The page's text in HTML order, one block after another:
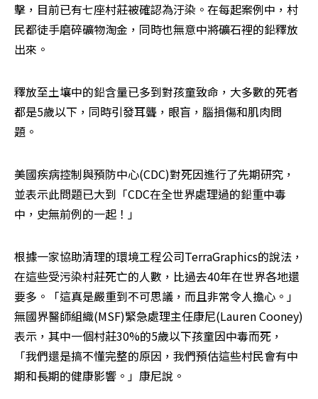
擊，目前已有七座村莊被確認為汙染。在每起案例中，村
民都徒手磨碎礦物淘金，同時也無意中將礦石裡的鉛釋放
出來。
釋放至土壤中的鉛含量已多到對孩童致命，大多數的死者
都是5歲以下，同時引發耳聾，眼盲，腦損傷和肌肉問
題。
美國疾病控制與預防中心(CDC)對死因進行了先期研究，
並表示此問題已大到「CDC在全世界處理過的鉛重中毒
中，史無前例的一起！」
根據一家協助清理的環境工程公司TerraGraphics的說法，
在這些受污染村莊死亡的人數，比過去40年在世界各地還
要多。「這真是嚴重到不可思議，而且非常令人擔心。」
無國界醫師組織(MSF)緊急處理主任康尼(Lauren Cooney)
表示，其中一個村莊30%的5歲以下孩童因中毒而死，
「我們還是搞不懂完整的原因，我們預估這些村民會有中
期和長期的健康影響。」康尼說。